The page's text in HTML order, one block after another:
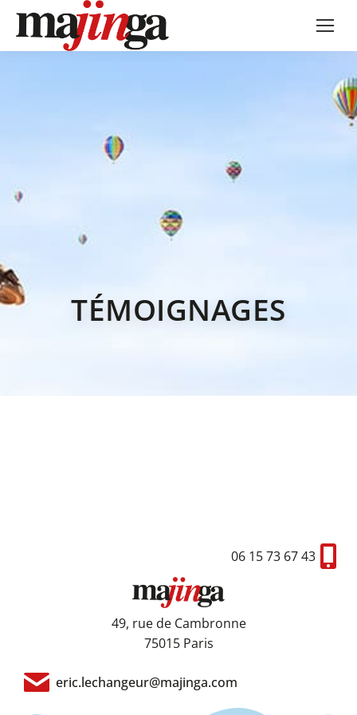
TÉMOIGNAGES
06 15 73 67 43
49, rue de Cambronne
75015 Paris
eric.lechangeur@majinga.com